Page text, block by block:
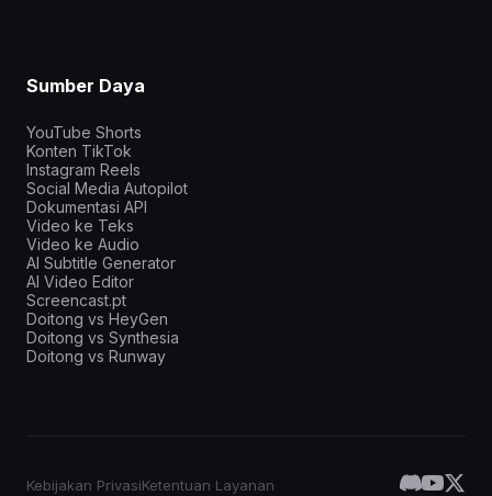
Sumber Daya
YouTube Shorts
Konten TikTok
Instagram Reels
Social Media Autopilot
Dokumentasi API
Video ke Teks
Video ke Audio
AI Subtitle Generator
AI Video Editor
Screencast.pt
Doitong vs HeyGen
Doitong vs Synthesia
Doitong vs Runway
Kebijakan PrivasiKetentuan Layanan